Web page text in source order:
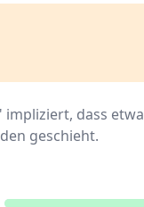
impliziert, dass
geschieht.